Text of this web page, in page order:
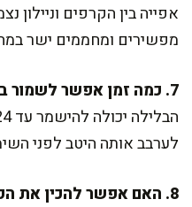
אפייה בין הקרפים
מפשירים ומחממים ישר
7. כמה זמן אפשר לשמור בלילה במקרר?
לערבב אותה היטב לפני
8. האם אפשר להכין את הקרפים במחבת פסים?